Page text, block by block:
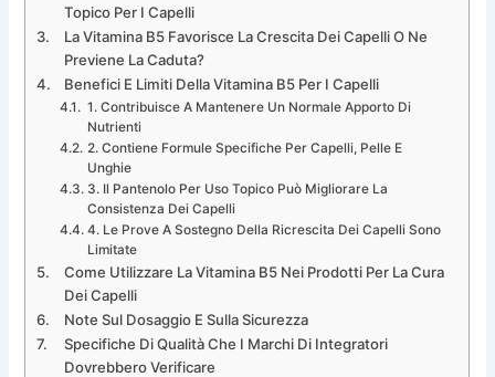
Topico Per I Capelli
La Vitamina B5 Favorisce La Crescita Dei Capelli O Ne
Previene La Caduta?
Benefici E Limiti Della Vitamina B5 Per I Capelli
1. Contribuisce A Mantenere Un Normale Apporto Di
Nutrienti
2. Contiene Formule Specifiche Per Capelli, Pelle E
Unghie
3. Il Pantenolo Per Uso Topico Può Migliorare La
Consistenza Dei Capelli
4. Le Prove A Sostegno Della Ricrescita Dei Capelli Sono
Limitate
Come Utilizzare La Vitamina B5 Nei Prodotti Per La Cura
Dei Capelli
Note Sul Dosaggio E Sulla Sicurezza
Specifiche Di Qualità Che I Marchi Di Integratori
Dovrebbero Verificare